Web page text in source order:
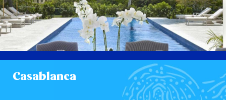
Casablanca